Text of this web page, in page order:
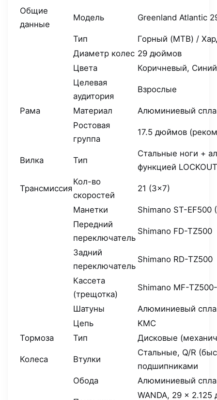
Общие
данные
Модель Greenland Atlantic
Тип
Горный (MTB) /
Диаметр колес 29 дюймов
Цвета
Коричневый,
Целевая
аудитория
Взрослые
Рама Материал
Алюминиевый
Ростовая
группа
17.5 дюймов
Вилка Тип
Стальные ноги +
функцией
Трансмиссия
Кол-во
скоростей
21 (3×7)
Манетки
Shimano ST-
Передний
переключатель
Shimano FD-TZ500
Задний
переключатель
Shimano RD-TZ500
Кассета
(трещотка)
Shimano MF-
Шатуны
Алюминиевый
Цепь
KMC
Тормоза
Тип Дисковые
Колеса Втулки
Стальные, Q/R
подшипниками
Обода
Алюминиевый
WANDA, 29 ×